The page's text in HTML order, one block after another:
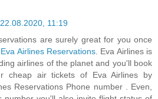
22.08.2020, 11:19
are surely great for you once
Eva Airlines Reservations. Eva Airlines is
airlines of the planet and you'll book
cheap air tickets of Eva Airlines by
Reservations Phone number . Even,